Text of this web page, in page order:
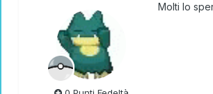
Molti lo